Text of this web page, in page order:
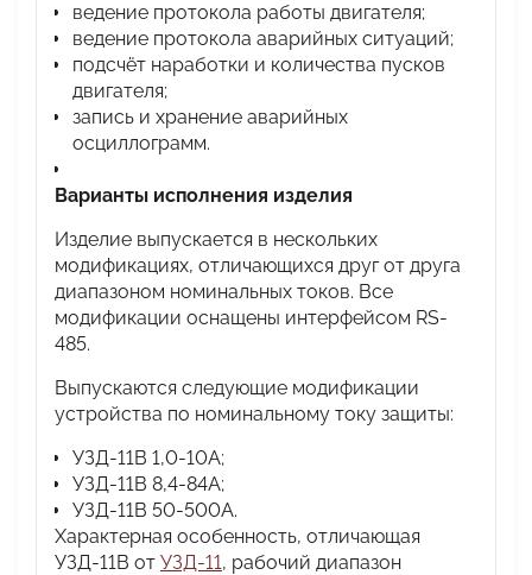
ведение протокола работы двигателя;
ведение протокола аварийных ситуаций;
подсчёт наработки и количества пусков
двигателя;
запись и хранение аварийных
осциллограмм.
Варианты исполнения изделия
Изделие выпускается в нескольких
модификациях, отличающихся друг от друга
диапазоном номинальных токов. Все
модификации оснащены интерфейсом RS-
485.
Выпускаются следующие модификации
устройства по номинальному току защиты:
УЗД-11В 1,0-10А;
УЗД-11В 8,4-84А;
УЗД-11В 50-500А.
Характерная особенность, отличающая
УЗД-11В от УЗД-11, рабочий диапазон